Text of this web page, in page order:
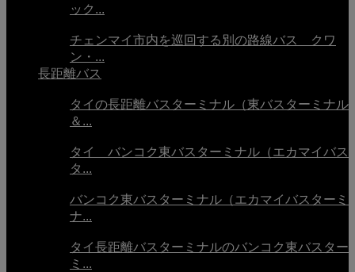
ック...
チェンマイ市内を巡回する別の路線バス クワ
ン・...
長距離バス
タイの長距離バスターミナル（東バスターミナル
＆...
タイ バンコク東バスターミナル（エカマイバス
タ...
バンコク東バスターミナル（エカマイバスターミ
ナ...
タイ長距離バスターミナルのバンコク東バスター
ミ...